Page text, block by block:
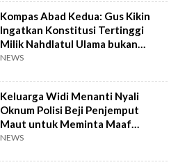
Kompas Abad Kedua: Gus Kikin
Ingatkan Konstitusi Tertinggi
Milik Nahdlatul Ulama bukan
AD/ART
NEWS
Keluarga Widi Menanti Nyali
Oknum Polisi Beji Penjemput
Maut untuk Meminta Maaf
Langsung
NEWS